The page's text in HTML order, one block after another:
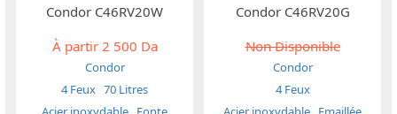
Condor C46RV20W
À partir2 500 Da
Condor
4 Feux 70 Litres
Condor C46RV20G
Non Disponible
Condor
4 Feux